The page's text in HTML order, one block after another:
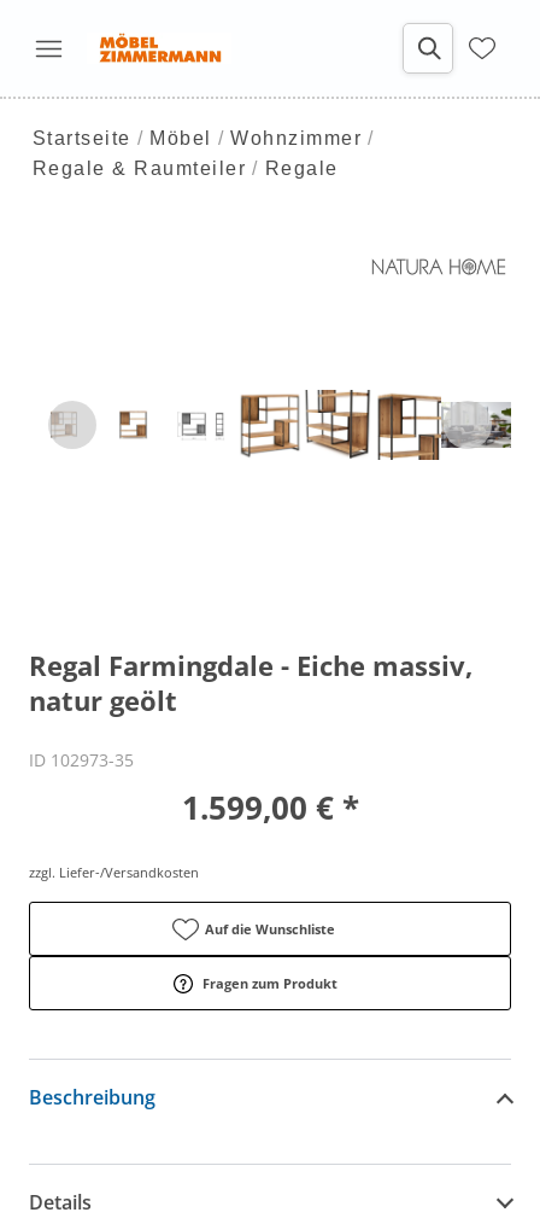
Startseite Möbel
Wohnzimmer
Regale & Raumteiler
Regale
Regal Farmingdale - Eiche massiv,
natur geölt
ID 102973-35
1.599,00 € *
zzgl. Liefer-/Versandkosten
Auf die Wunschliste
Fragen zum Produkt
Beschreibung
Details